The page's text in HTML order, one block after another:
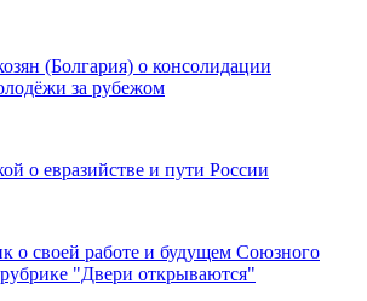
(Болгария) о консолидации
за рубежом
о евразийстве и пути России
о своей работе и будущем Союзного
рубрике "Двери открываются"